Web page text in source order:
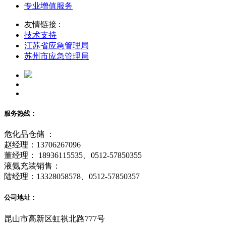
专业增值服务
友情链接 :
技术支持
江苏省应急管理局
苏州市应急管理局
服务热线：
危化品仓储 ：
赵经理：13706267096
董经理： 18936115535、0512-57850355
液氨充装销售：
陆经理：13328058578、0512-57850357
公司地址：
昆山市高新区虹祺北路777号